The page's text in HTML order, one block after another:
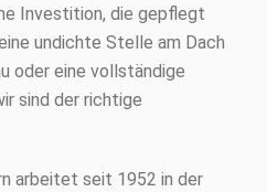
Investition, die gepflegt
undichte Stelle am Dach
oder eine vollständige
sind der richtige
arbeitet seit 1952 in der